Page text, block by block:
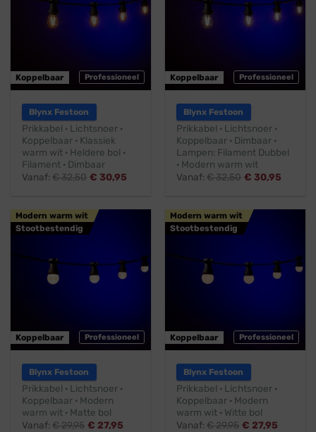
Professioneel
Koppelbaar
Blynx Festoon
Prikkabel · Lichtsnoer ·
Koppelbaar · Klassiek
warm wit · Heldere bol ·
Filament · Dimbaar
Vanaf:€32,50 € 30,95
Professioneel
Koppelbaar
Blynx Festoon
Prikkabel · Lichtsnoer ·
Koppelbaar · Dimbaar ·
Lampen: Filament Dubbel
· Modern warm wit
Vanaf:€32,50 € 30,95
Professioneel
Modern warm wit
Stootbestendig
Koppelbaar
Blynx Festoon
Prikkabel · Lichtsnoer ·
Koppelbaar · Modern
warm wit · Matte bol
Vanaf:€29,95 € 27,95
Professioneel
Modern warm wit
Stootbestendig
Koppelbaar
Blynx Festoon
Prikkabel · Lichtsnoer ·
Koppelbaar · Modern
warm wit · Witte bol
Vanaf:€29,95 € 27,95